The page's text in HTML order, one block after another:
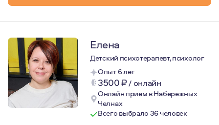
Елена
Детский психотерапевт, психолог
Опыт 6 лет
3500₽/ онлайн
Онлайн прием в Набережных
Челнах
Всего выбрало 36 человек